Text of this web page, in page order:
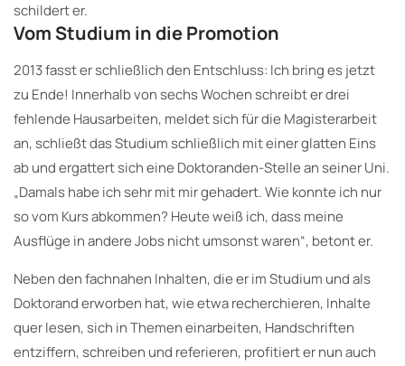
schildert er.
Vom Studium in die Promotion
2013 fasst er schließlich den Entschluss: Ich bring es jetzt
zu Ende! Innerhalb von sechs Wochen schreibt er drei
fehlende Hausarbeiten, meldet sich für die Magisterarbeit
an, schließt das Studium schließlich mit einer glatten Eins
ab und ergattert sich eine Doktoranden-Stelle an seiner Uni.
„Damals habe ich sehr mit mir gehadert. Wie konnte ich nur
so vom Kurs abkommen? Heute weiß ich, dass meine
Ausflüge in andere Jobs nicht umsonst waren“, betont er.
Neben den fachnahen Inhalten, die er im Studium und als
Doktorand erworben hat, wie etwa recherchieren, Inhalte
quer lesen, sich in Themen einarbeiten, Handschriften
entziffern, schreiben und referieren, profitiert er nun auch